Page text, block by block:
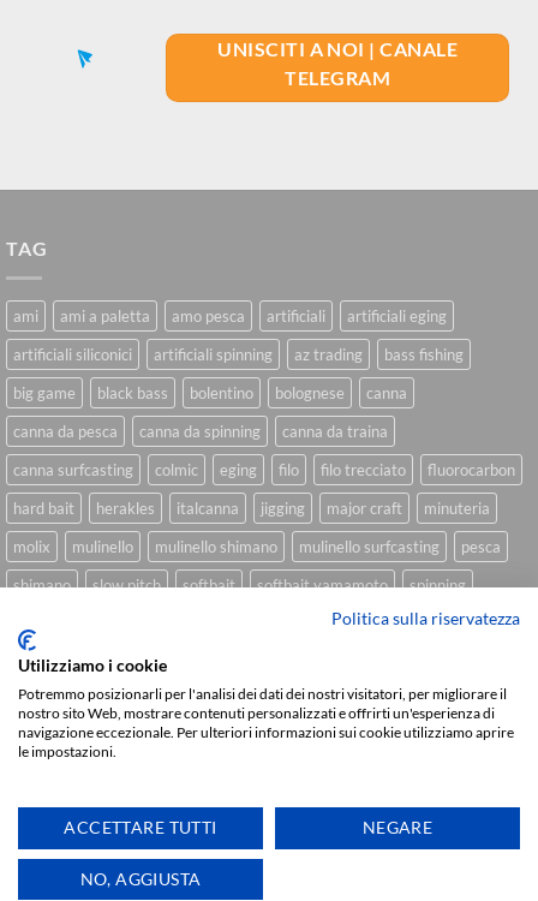
UNISCITI A NOI | CANALE
TELEGRAM
TAG
ami ami a paletta amo pesca artificiali
artificiali eging
artificiali siliconici
artificiali spinning az trading
bass fishing
big game
black bass bolentino bolognese
canna
canna da pesca
canna da spinning
canna da traina
canna surfcasting
colmic eging filo filo trecciato
fluorocarbon
hard bait
herakles italcanna jigging major craft
minuteria
molix
mulinello mulinello shimano mulinello surfcasting
pesca
shimano
slow pitch softbait softbait yamamoto
spinning
trecciato trolling tubertini
Sviluppato daWe Blink Design
CHI SIAMO BLOG FAQ CONTATTI
Copyright 2026 © IlMaestralePesca.it
Politica sulla riservatezza
Utilizziamo i cookie
Potremmo posizionarli per l'analisi dei dati dei nostri visitatori, per migliorare il
nostro sito Web, mostrare contenuti personalizzati e offrirti un'esperienza di
navigazione eccezionale. Per ulteriori informazioni sui cookie utilizziamo aprire
le impostazioni.
ACCETTARE TUTTI NEGARE
NO, AGGIUSTA